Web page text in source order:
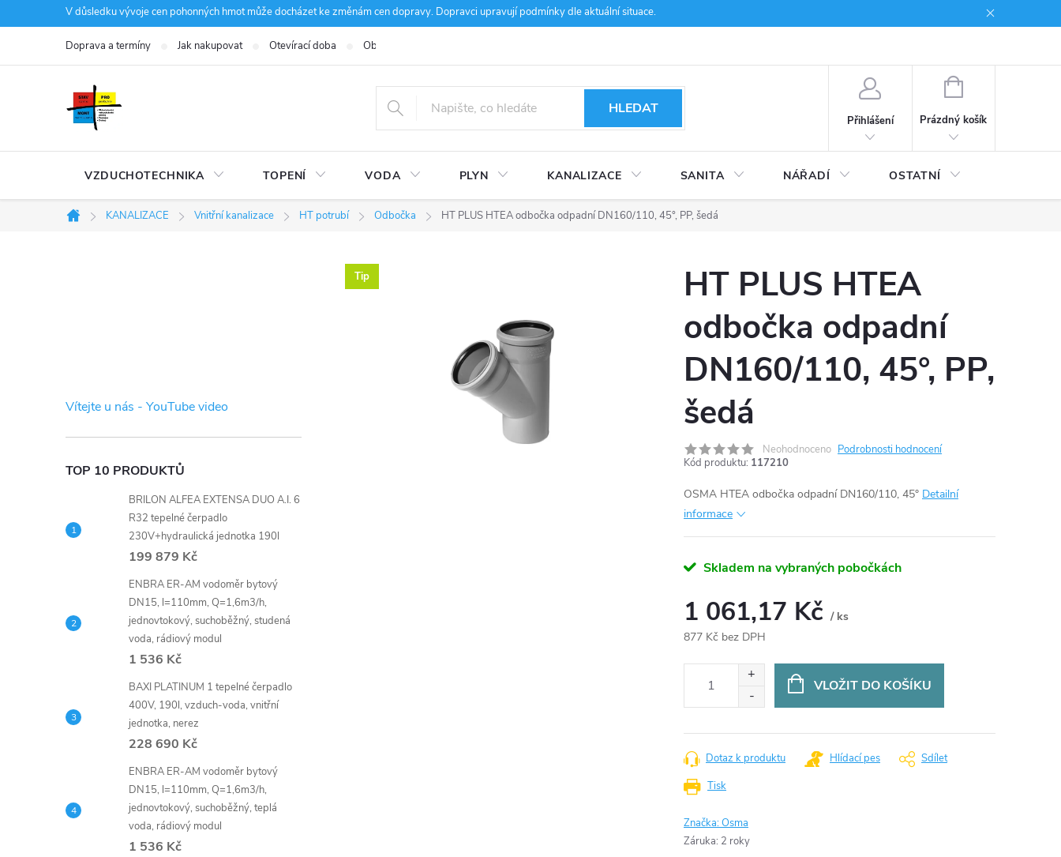
na
V důsledku vývoje cen pohonných hmot může docházet ke změnám cen dopravy. Dopravci upravují podmínky dle aktuální situace.
Doprava a termíny Jak nakupovat Otevírací doba Obchodní podmínky
HLEDAT
Přihlášení
NÁKUPNÍ
Prázdný košík
VZDUCHOTECHNIKA TOPENÍ VODA PLYN KANALIZACE SANITA NÁŘADÍ OSTATNÍ
Domů
KANALIZACE Vnitřní kanalizace HT potrubí Odbočka HT PLUS HTEA odbočka odpadní DN160/110, 45°, PP, šedá
t
r
a
n
p
n
l
Vítejte u nás - YouTube video
TOP 10 PRODUKTŮ
BRILON ALFEA EXTENSA DUO A.I. 6
R32 tepelné čerpadlo
230V+hydraulická jednotka 190l
199 879 Kč
ENBRA ER-AM vodoměr bytový
DN15, l=110mm, Q=1,6m3/h,
jednovtokový, suchoběžný, studená
voda, rádiový modul
1 536 Kč
BAXI PLATINUM 1 tepelné čerpadlo
400V, 190l, vzduch-voda, vnitřní
jednotka, nerez
228 690 Kč
ENBRA ER-AM vodoměr bytový
DN15, l=110mm, Q=1,6m3/h,
jednovtokový, suchoběžný, teplá
voda, rádiový modul
1 536 Kč
Tip
HT PLUS HTEA
odbočka odpadní
DN160/110, 45°, PP,
šedá
Neohodnoceno Podrobnosti hodnocení
Kód produktu: 117210
OSMA HTEA odbočka odpadní DN160/110, 45° Detailní
informace
Skladem na vybraných pobočkách
1 061,17 Kč / ks
877 Kč bez DPH
VLOŽIT DO KOŠÍKU
Tisk
Dotaz k produktu Hlídací pes Sdílet
Značka:Osma
Záruka: 2 roky